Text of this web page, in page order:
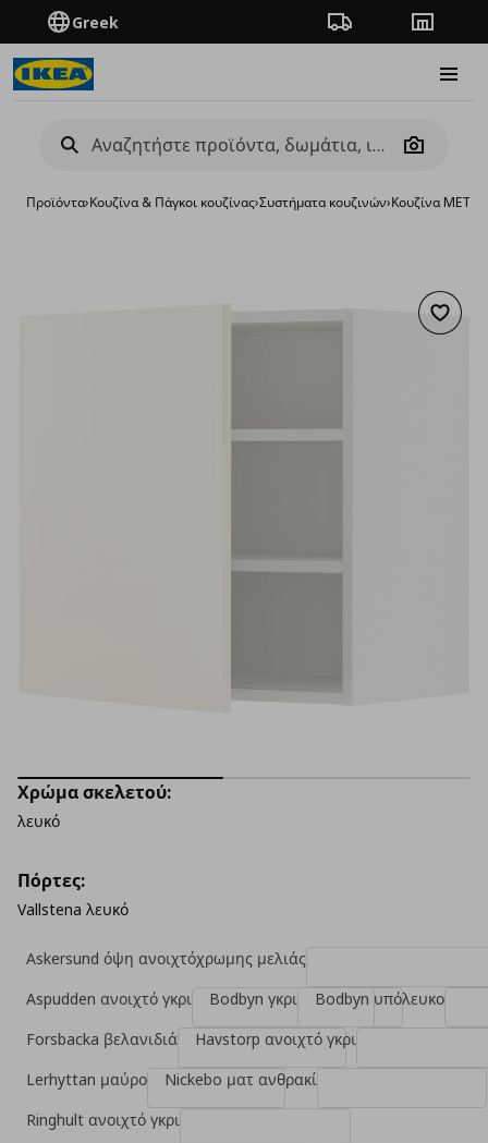
Greek Πορεία παραγγελίας
Camera
Προϊόντα›Κουζίνα & Πάγκοι κουζίνας›Συστήματα κουζινών›Κουζίνα
Χρώμα σκελετού:
λευκό
Πόρτες:
Vallstena λευκό
Askersund όψη ανοιχτόχρωμης μελιάς
Aspudden ανοιχτό γκρι
Bodbyn γκρι
Bodbyn υπόλευκο
Forsbacka βελανιδιά
Havstorp ανοιχτό γκρι
Lerhyttan μαύρο
Nickebo ματ ανθρακί
Ringhult ανοιχτό γκρι